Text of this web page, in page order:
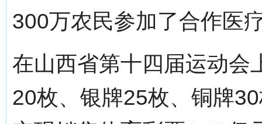
300万农民参加了合作医
在山西省第十四届运动会
20枚、银牌25枚、铜牌